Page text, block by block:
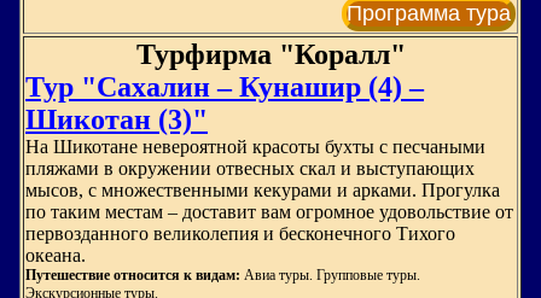
Программа тура
Турфирма "Коралл"
Тур "Сахалин – Кунашир (4) –
Шикотан (3)"
На Шикотане невероятной красоты бухты с песчаными
пляжами в окружении отвесных скал и выступающих
мысов, с множественными кекурами и арками. Прогулка
по таким местам – доставит вам огромное удовольствие от
первозданного великолепия и бесконечного Тихого
океана.
Путешествие относится к видам: Авиа туры. Групповые туры.
Экскурсионные туры.